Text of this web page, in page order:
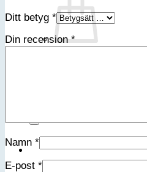
Ditt betyg *
Din recension*
Namn *
E-post *